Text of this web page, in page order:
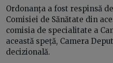
Ordonanța a fost respinsă
Comisiei de Sănătate din
comisia de specialitate a
această speță, Camera
decizională.